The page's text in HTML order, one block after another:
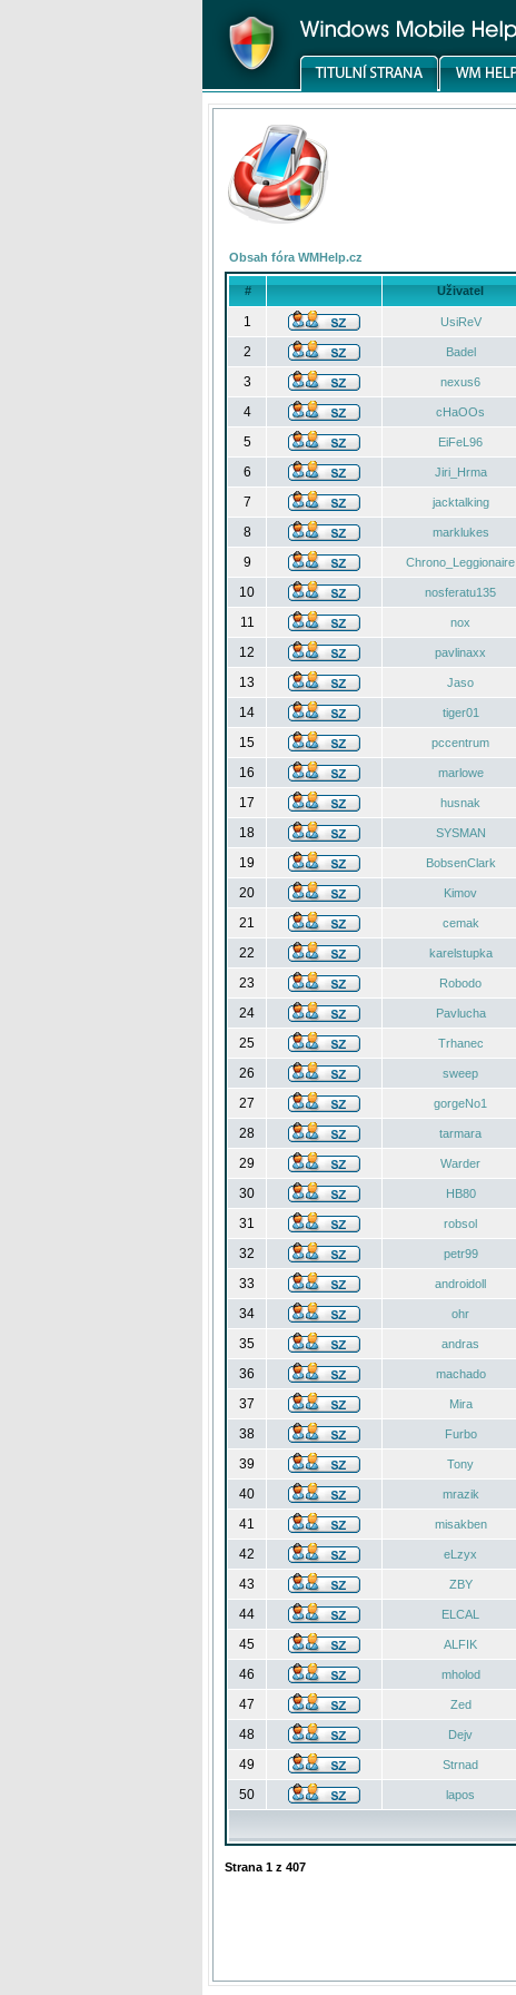
Obsah fóra WMHelp.cz
# Uživatel
1 UsiReV
2
Badel
3
nexus6
4
cHaOOs
5
EiFeL96
6
Jiri_Hrma
7
jacktalking
8
marklukes
9
Chrono_Leggionaire
10
nosferatu135
11
nox
12
pavlinaxx
13
Jaso
14
tiger01
15
pccentrum
16
marlowe
17
husnak
18
SYSMAN
19
BobsenClark
20
Kimov
21
cemak
22
karelstupka
23
Robodo
24
Pavlucha
25
Trhanec
26
sweep
27
gorgeNo1
28
tarmara
29
Warder
30
HB80
31
robsol
32
petr99
33
androidoll
34
ohr
35
andras
36
machado
37
Mira
38
Furbo
39
Tony
40
mrazik
41
misakben
42
eLzyx
43
ZBY
44
ELCAL
45
ALFIK
46
mholod
47
Zed
48
Dejv
49
Strnad
50
lapos
Strana 1 z 407